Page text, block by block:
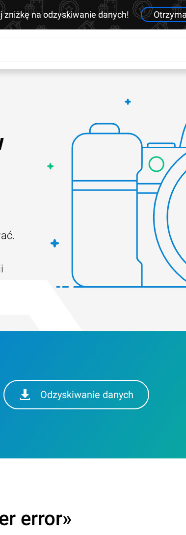
zniżkę na odzyskiwanie danych!
Odzyskiwanie danych
error»